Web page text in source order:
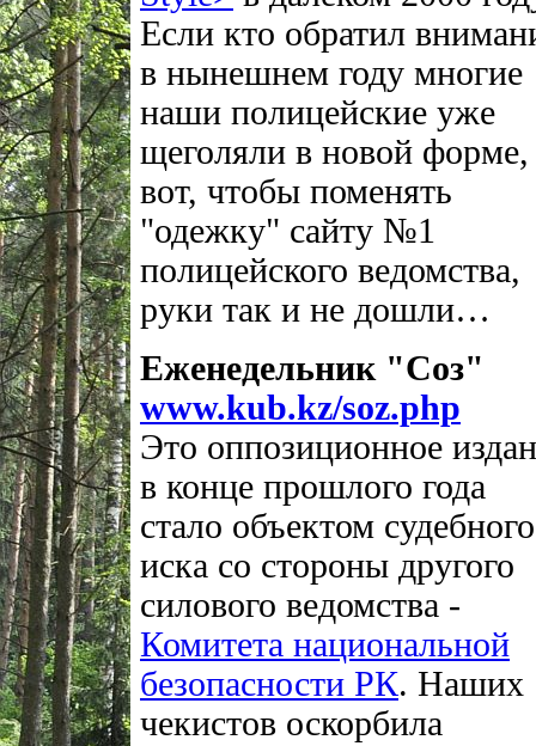
Если кто обратил
в нынешнем году многие
наши полицейские уже
щеголяли в новой форме,
вот, чтобы поменять
"одежку" сайту №1
полицейского ведомства,
руки так и не дошли…
Еженедельник "Соз"
www.kub.kz/soz.php
Это оппозиционное
в конце прошлого года
стало объектом судебного
иска со стороны другого
силового ведомства -
Комитета национальной
безопасности РК. Наших
чекистов оскорбила